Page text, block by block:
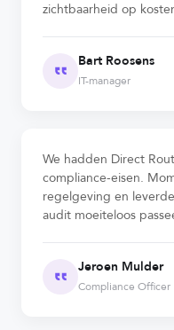
zichtbaarheid op
Bart Roosens
IT-manager
We hadden Direct
compliance-eisen.
regelgeving en
audit moeiteloos
Jeroen Mulder
Compliance Officer